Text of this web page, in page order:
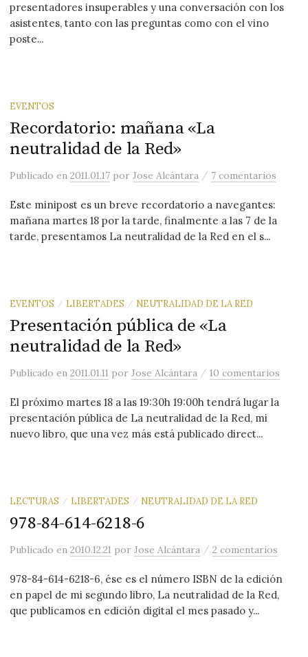
presentadores insuperables y una conversación con los
asistentes, tanto con las preguntas como con el vino
poste...
EVENTOS
Recordatorio: mañana «La
neutralidad de la Red»
Publicadoen2011.01.17 porJose Alcántara / 7 comentarios
Este minipost es un breve recordatorio a navegantes:
mañana martes 18 por la tarde, finalmente a las 7 de la
tarde, presentamos La neutralidad de la Red en el s...
EVENTOS / LIBERTADES / NEUTRALIDAD DE LA RED
Presentación pública de «La
neutralidad de la Red»
Publicadoen2011.01.11 porJose Alcántara /10 comentarios
El próximo martes 18 a las 19:30h 19:00h tendrá lugar la
presentación pública de La neutralidad de la Red, mi
nuevo libro, que una vez más está publicado direct...
LECTURAS / LIBERTADES / NEUTRALIDAD DE LA RED
978-84-614-6218-6
Publicadoen2010.12.21 porJose Alcántara /2 comentarios
978-84-614-6218-6, ése es el número ISBN de la edición
en papel de mi segundo libro, La neutralidad de la Red,
que publicamos en edición digital el mes pasado y...